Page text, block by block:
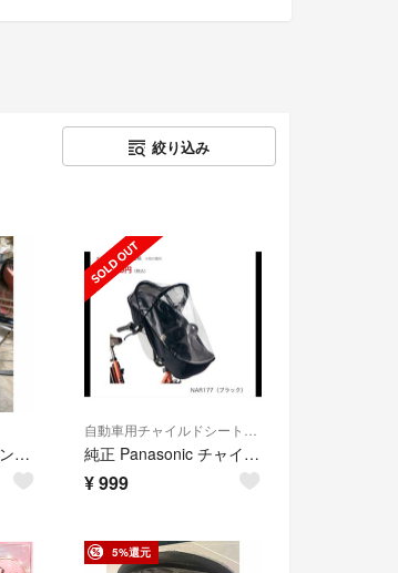
絞り込み
電動自転車 チェーンバッテリー新品
自動車用チャイルドシートカバー
純正 Panasonic チャイルドシートレインカバー NAR177 ブラック
¥999
5%還元